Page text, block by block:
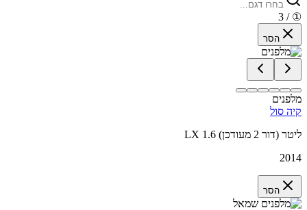
①
/ 3
הסר
מלפנים
קיה סול
LX 1.6 ליטר (דור 2 מעודכן)
2014
הסר